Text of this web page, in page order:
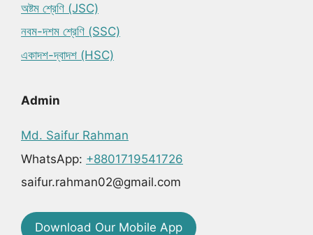
অষ্টম শ্রেণি (JSC)
নবম-দশম শ্রেণি (SSC)
একাদশ-দ্বাদশ (HSC)
Admin
Md. Saifur Rahman
WhatsApp: +8801719541726
saifur.rahman02@gmail.com
Download Our Mobile App